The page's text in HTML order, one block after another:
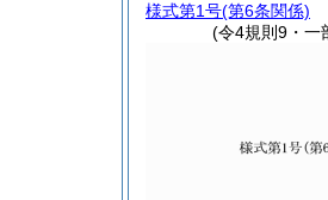
様式第1号(第6条関係)
(令4規則9・一